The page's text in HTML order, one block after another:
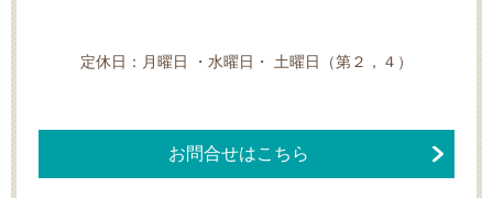
定休日：月曜日 ・水曜日・ 土曜日（第２，４）
お問合せはこちら